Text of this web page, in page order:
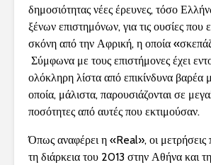
δημοσιότητας νέες έρευνες, τόσο
ξένων επιστημόνων, για τις ουσίες που
σκόνη από την Αφρική, η οποία
Σύμφωνα με τους επιστήμονες έχει
ολόκληρη λίστα από επικίνδυνα βαρέα
οποία, μάλιστα, παρουσιάζονται σε
ποσότητες από αυτές που εκτιμούσαν.
Όπως αναφέρει η «Real», οι μετρήσεις
τη διάρκεια του 2013 στην Αθήνα και